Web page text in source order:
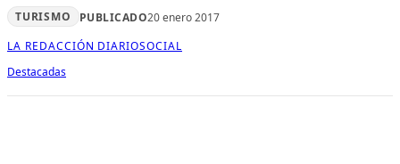
TURISMO PUBLICADO20 enero 2017
LA REDACCIÓN DIARIOSOCIAL
Destacadas